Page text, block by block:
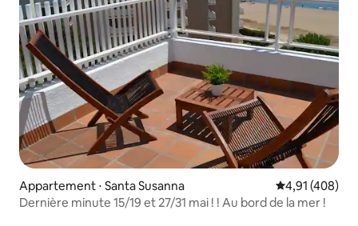
Appartement ⋅ Santa Susanna Évaluation
4,91 (408)
Dernière minute 15/19 et 27/31 mai ! ! Au bord de la mer !